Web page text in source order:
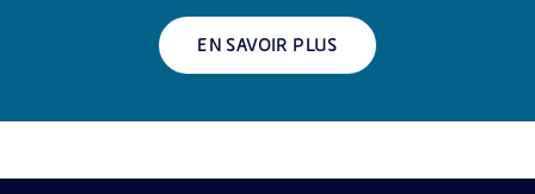
EN SAVOIR PLUS